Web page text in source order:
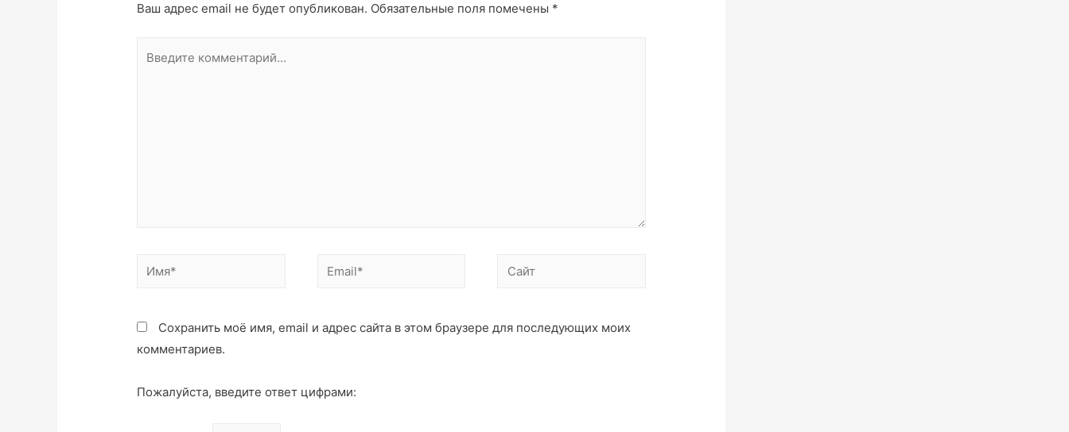
Ваш адрес email не будет опубликован. Обязательные поля помечены *
комментарий...
Имя* Email* Сайт
Сохранить моё имя, email и адрес сайта в этом браузере для последующих моих
комментариев.
Пожалуйста, введите ответ цифрами: